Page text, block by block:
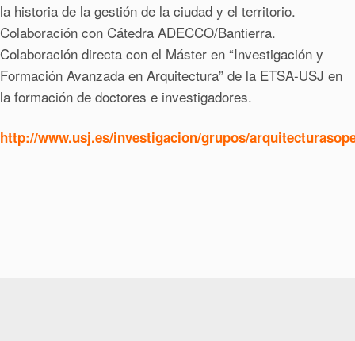
la historia de la gestión de la ciudad y el territorio.
Colaboración con Cátedra ADECCO/Bantierra.
Colaboración directa con el Máster en “Investigación y
Formación Avanzada en Arquitectura” de la ETSA-USJ en
la formación de doctores e investigadores.
http://www.usj.es/investigacion/grupos/